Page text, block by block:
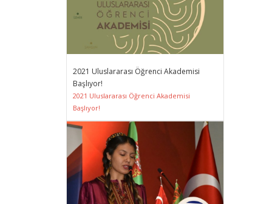
2021 Uluslararası Öğrenci Akademisi
Başlıyor!
2021 Uluslararası Öğrenci Akademisi
Başlıyor!